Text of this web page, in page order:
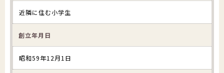
役員報酬
近隣に住む小学生
創立年月日
昭和59年12月1日